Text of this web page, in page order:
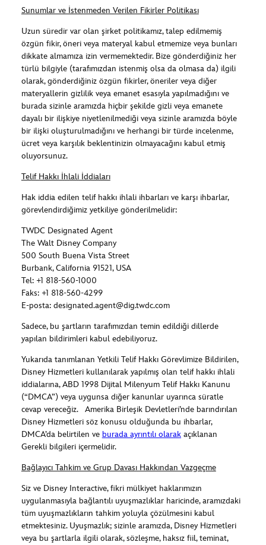
Sunumlar ve İstenmeden Verilen Fikirler Politikası
Uzun süredir var olan şirket politikamız, talep edilmemiş
özgün fikir, öneri veya materyal kabul etmemize veya bunları
dikkate almamıza izin vermemektedir. Bize gönderdiğiniz her
türlü bilgiyle (tarafımızdan istenmiş olsa da olmasa da) ilgili
olarak, gönderdiğiniz özgün fikirler, öneriler veya diğer
materyallerin gizlilik veya emanet esasıyla yapılmadığını ve
burada sizinle aramızda hiçbir şekilde gizli veya emanete
dayalı bir ilişkiye niyetlenilmediği veya sizinle aramızda böyle
bir ilişki oluşturulmadığını ve herhangi bir türde incelenme,
ücret veya karşılık beklentinizin olmayacağını kabul etmiş
oluyorsunuz.
Telif Hakkı İhlali İddiaları
Hak iddia edilen telif hakkı ihlali ihbarları ve karşı ihbarlar,
görevlendirdiğimiz yetkiliye gönderilmelidir:
TWDC Designated Agent
The Walt Disney Company
500 South Buena Vista Street
Burbank, California 91521, USA
Tel: +1 818-560-1000
Faks: +1 818-560-4299
E-posta: designated.agent@dig.twdc.com
Sadece, bu şartların tarafımızdan temin edildiği dillerde
yapılan bildirimleri kabul edebiliyoruz.
Yukarıda tanımlanan Yetkili Telif Hakkı Görevlimize Bildirilen,
Disney Hizmetleri kullanılarak yapılmış olan telif hakkı ihlali
iddialarına, ABD 1998 Dijital Milenyum Telif Hakkı Kanunu
(“DMCA”) veya uygunsa diğer kanunlar uyarınca süratle
cevap vereceğiz. Amerika Birleşik Devletleri’nde barındırılan
Disney Hizmetleri söz konusu olduğunda bu ihbarlar,
DMCA’da belirtilen ve burada ayrıntılı olarakaçıklanan
Gerekli bilgileri içermelidir.
Bağlayıcı Tahkim ve Grup Davası Hakkından Vazgeçme
Siz ve Disney Interactive, fikri mülkiyet haklarımızın
uygulanmasıyla bağlantılı uyuşmazlıklar haricinde, aramızdaki
tüm uyuşmazlıkların tahkim yoluyla çözülmesini kabul
etmektesiniz. Uyuşmazlık; sizinle aramızda, Disney Hizmetleri
veya bu şartlarla ilgili olarak, sözleşme, haksız fiil, teminat,